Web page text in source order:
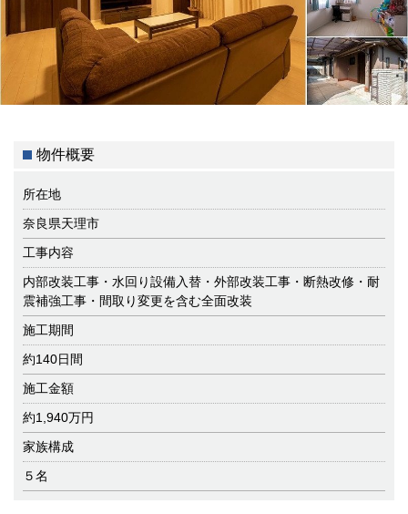
物件概要
所在地
奈良県天理市
工事内容
内部改装工事・水回り設備入替・外部改装工事・断熱改修・耐
震補強工事・間取り変更を含む全面改装
施工期間
約140日間
施工金額
約1,940万円
家族構成
５名